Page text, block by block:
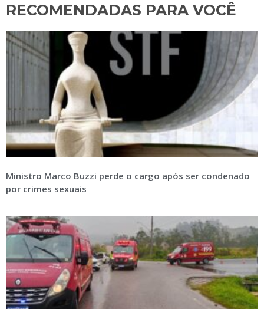
RECOMENDADAS PARA VOCÊ​
Ministro Marco Buzzi perde o cargo após ser condenado
por crimes sexuais